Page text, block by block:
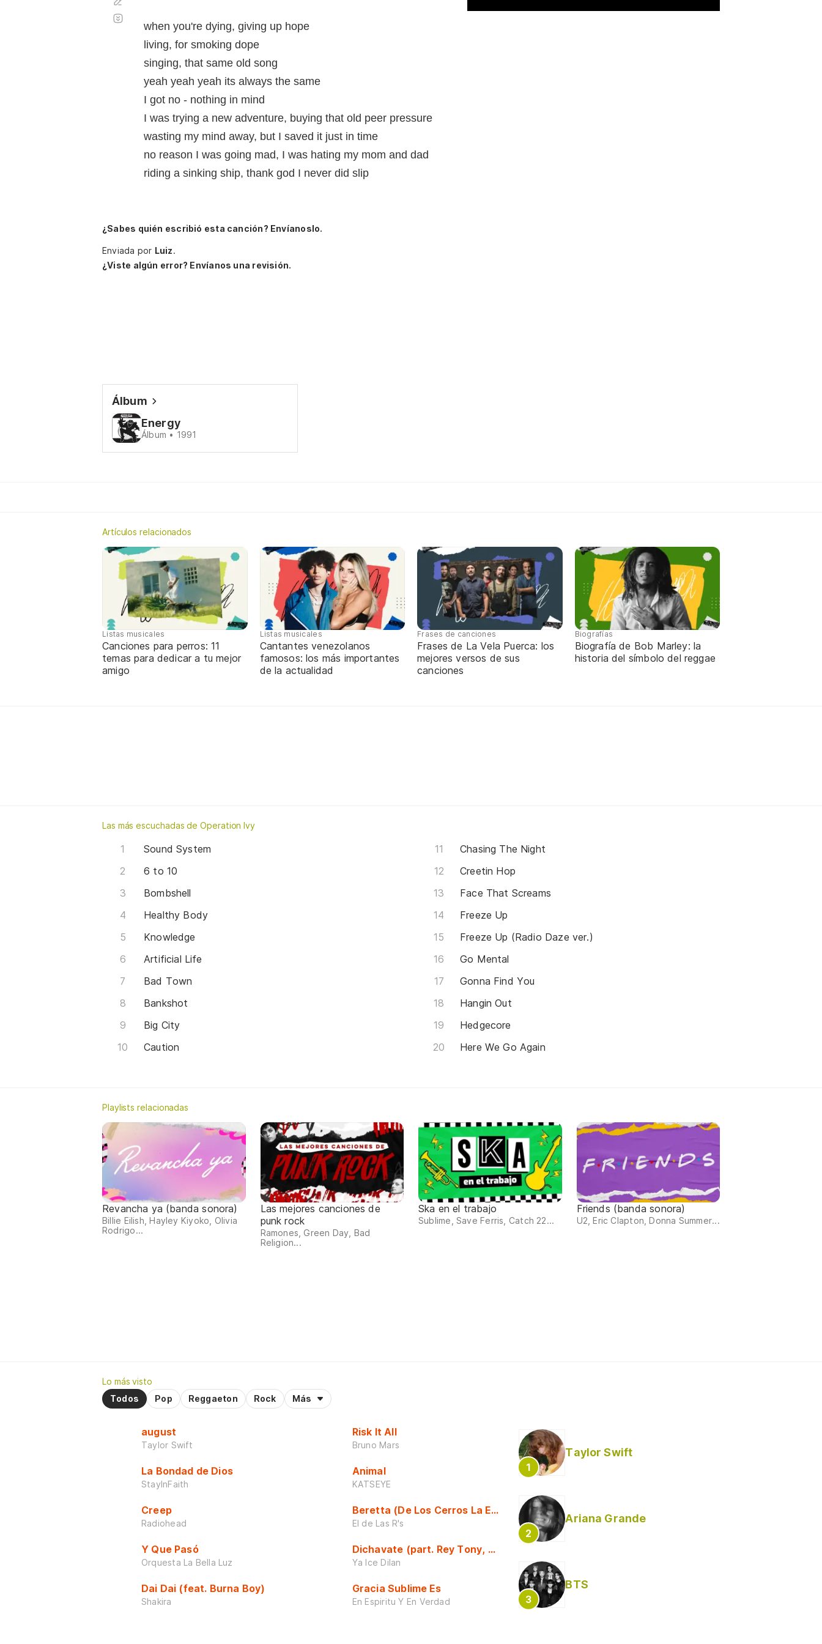
when you're dying, giving up hope
living, for smoking dope
singing, that same old song
yeah yeah yeah its always the same
I got no - nothing in mind
I was trying a new adventure, buying that old peer pressure
wasting my mind away, but I saved it just in time
no reason I was going mad, I was hating my mom and dad
riding a sinking ship, thank god I never did slip
automático
¿Sabes quién escribió esta canción? Envíanoslo.
Enviada por Luiz.
¿Viste algún error? Envíanos una revisión.
Álbum
Energy
Álbum • 1991
Artículos relacionados
Listas musicales
Canciones para perros: 11
temas para dedicar a tu mejor
amigo
Listas musicales
Cantantes venezolanos
famosos: los más importantes
de la actualidad
Frases de canciones
Frases de La Vela Puerca: los
mejores versos de sus
canciones
Biografías
Biografía de Bob Marley: la
historia del símbolo del reggae
Las más escuchadas de Operation Ivy
Sound System
6 to 10
Bombshell
Healthy Body
Knowledge
Artificial Life
Bad Town
Bankshot
Big City
Caution
Chasing The Night
Creetin Hop
Face That Screams
Freeze Up
Freeze Up (Radio Daze ver.)
Go Mental
Gonna Find You
Hangin Out
Hedgecore
Here We Go Again
Playlists relacionadas
Revancha ya (banda sonora)
Billie Eilish, Hayley Kiyoko, Olivia
Rodrigo...
Las mejores canciones de
punk rock
Ramones, Green Day, Bad
Religion...
Ska en el trabajo
Sublime, Save Ferris, Catch 22...
Friends (banda sonora)
U2, Eric Clapton, Donna Summer...
Lo más visto
Todos
Pop Reggaeton Rock Más
august
Taylor Swift
La Bondad de Dios
StayInFaith
Creep
Radiohead
Y Que Pasó
Orquesta La Bella Luz
Dai Dai (feat. Burna Boy)
Shakira
Risk It All
Bruno Mars
Animal
KATSEYE
Beretta (De Los Cerros La Escuela)
El de Las R's
Dichavate (part. Rey Tony, Dj Honda y Helabusador) [explícita]
Ya Ice Dilan
Gracia Sublime Es
En Espiritu Y En Verdad
Taylor Swift
Ariana Grande
BTS